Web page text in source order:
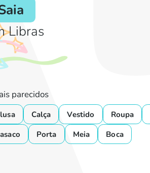
Libras
parecidos
Calça Vestido Roupa
Porta Meia Boca